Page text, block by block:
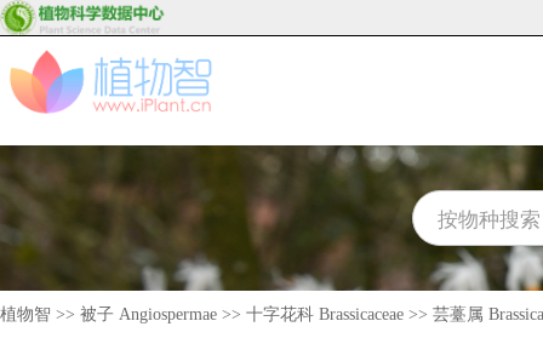
植物智 >> 被子 Angiospermae >> 十字花科 Brassicaceae >> 芸薹属 Brassica